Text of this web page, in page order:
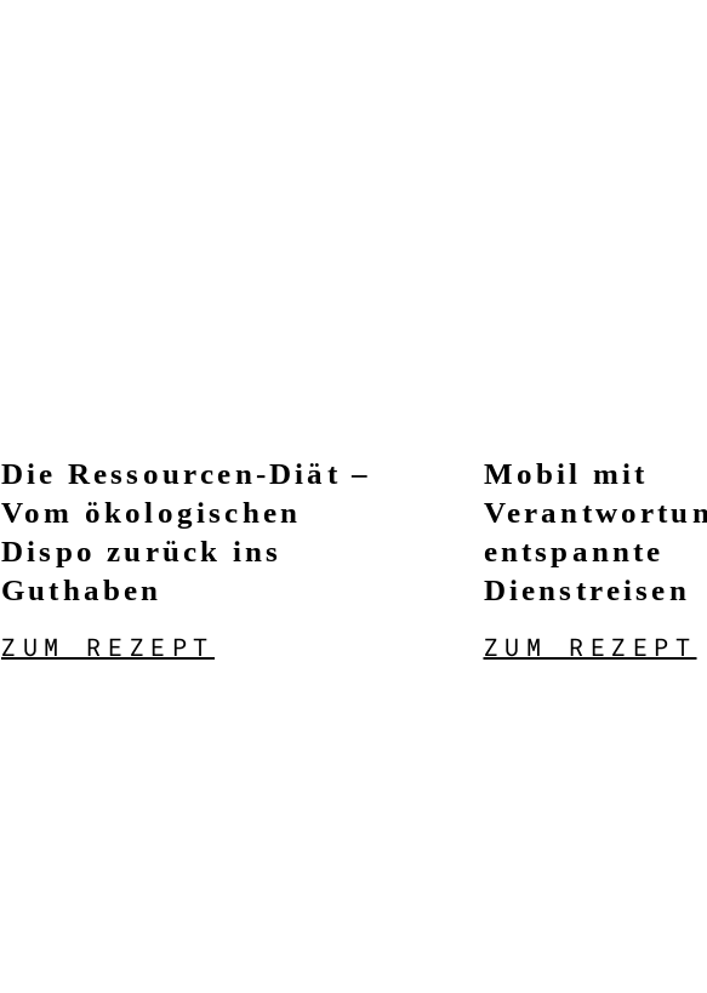
Die Ressourcen-Diät –
Vom ökologischen
Dispo zurück ins
Guthaben
ZUM REZEPT
Mobil mit
entspannte
Dienstreisen
ZUM REZEPT